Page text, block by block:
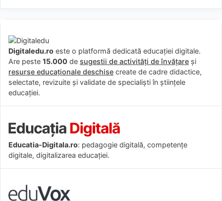
Digitaledu.ro este o platformă dedicată educației digitale.
Are peste 15.000 de sugestii de activități de învățare și
resurse educaționale deschise create de cadre didactice,
selectate, revizuite și validate de specialiști în științele
educației.
Educatia-Digitala.ro: pedagogie digitală, competențe
digitale, digitalizarea educației.